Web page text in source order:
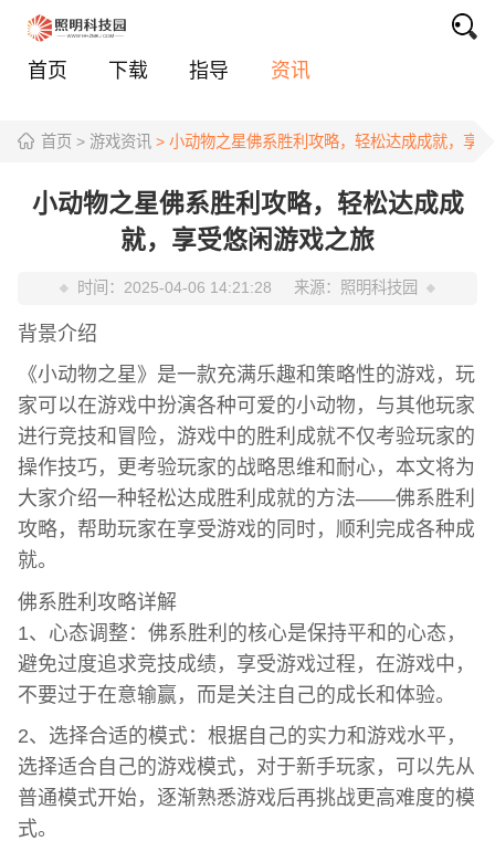
首页 下载 指导 资讯
首页 > 游戏资讯 > 小动物之星佛系胜利攻略，轻松达成成就，享
小动物之星佛系胜利攻略，轻松达成成
就，享受悠闲游戏之旅
时间： 2025-04-06 14:21:28 来源： 照明科技园
背景介绍
《小动物之星》是一款充满乐趣和策略性的游戏，玩
家可以在游戏中扮演各种可爱的小动物，与其他玩家
进行竞技和冒险，游戏中的胜利成就不仅考验玩家的
操作技巧，更考验玩家的战略思维和耐心，本文将为
大家介绍一种轻松达成胜利成就的方法——佛系胜利
攻略，帮助玩家在享受游戏的同时，顺利完成各种成
就。
佛系胜利攻略详解
1、心态调整：佛系胜利的核心是保持平和的心态，
避免过度追求竞技成绩，享受游戏过程，在游戏中，
不要过于在意输赢，而是关注自己的成长和体验。
2、选择合适的模式：根据自己的实力和游戏水平，
选择适合自己的游戏模式，对于新手玩家，可以先从
普通模式开始，逐渐熟悉游戏后再挑战更高难度的模
式。